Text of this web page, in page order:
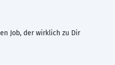
Job, der wirklich zu Dir